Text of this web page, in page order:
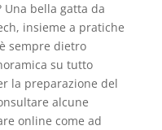
Una bella gatta da
insieme a pratiche
sempre dietro
su tutto
la preparazione del
alcune
online come ad